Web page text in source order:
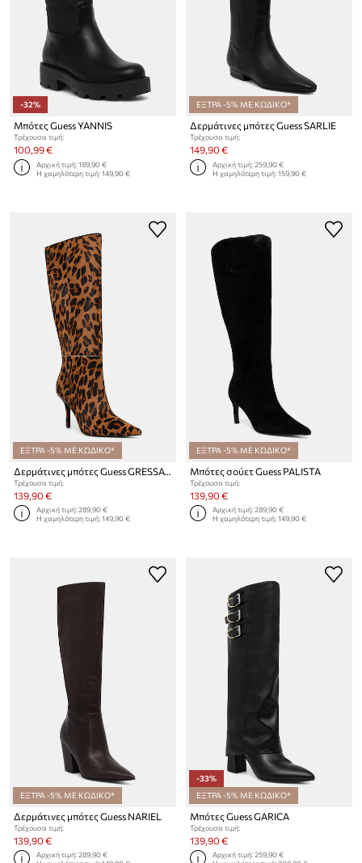
-32%
Μπότες Guess YANNIS
Τρέχουσα τιμή:
100,99 €
Αρχική τιμή:189,90 €
Η χαμηλότερη τιμή:149,90 €
ΕΞΤΡΑ -5% ΜΕ ΚΩΔΙΚΟ*
Δερμάτινες μπότες Guess SARLIE
Τρέχουσα τιμή:
149,90 €
Αρχική τιμή:259,90 €
Η χαμηλότερη τιμή:159,90 €
ΕΞΤΡΑ -5% ΜΕ ΚΩΔΙΚΟ*
Τρέχουσα τιμή:
139,90 €
Αρχική τιμή:289,90 €
Η χαμηλότερη τιμή:149,90 €
ΕΞΤΡΑ -5% ΜΕ ΚΩΔΙΚΟ*
Μπότες σούετ Guess PALISTA
Τρέχουσα τιμή:
139,90 €
Αρχική τιμή:289,90 €
Η χαμηλότερη τιμή:149,90 €
ΕΞΤΡΑ -5% ΜΕ ΚΩΔΙΚΟ*
Δερμάτινες μπότες Guess NARIEL
Τρέχουσα τιμή:
139,90 €
Αρχική τιμή:289,90 €
-33%
ΕΞΤΡΑ -5% ΜΕ ΚΩΔΙΚΟ*
Μπότες Guess GARICA
Τρέχουσα τιμή:
139,90 €
Αρχική τιμή:259,90 €